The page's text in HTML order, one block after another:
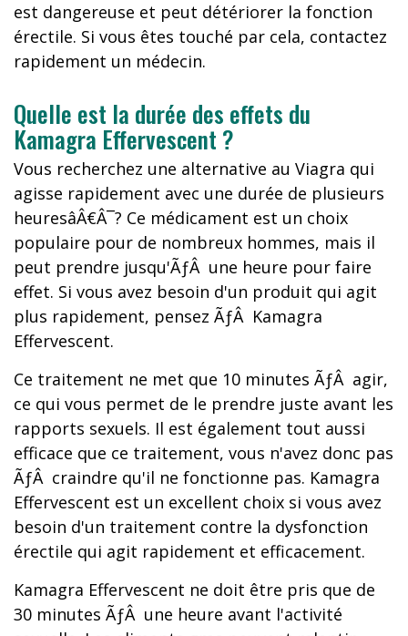
est dangereuse et peut détériorer la fonction
érectile. Si vous êtes touché par cela, contactez
rapidement un médecin.
Quelle est la durée des effets du
Kamagra Effervescent ?
Vous recherchez une alternative au Viagra qui
agisse rapidement avec une durée de plusieurs
heuresâÂ€Â¯? Ce médicament est un choix
populaire pour de nombreux hommes, mais il
peut prendre jusqu'ÃƒÂ une heure pour faire
effet. Si vous avez besoin d'un produit qui agit
plus rapidement, pensez ÃƒÂ Kamagra
Effervescent.
Ce traitement ne met que 10 minutes ÃƒÂ agir,
ce qui vous permet de le prendre juste avant les
rapports sexuels. Il est également tout aussi
efficace que ce traitement, vous n'avez donc pas
ÃƒÂ craindre qu'il ne fonctionne pas. Kamagra
Effervescent est un excellent choix si vous avez
besoin d'un traitement contre la dysfonction
érectile qui agit rapidement et efficacement.
Kamagra Effervescent ne doit être pris que de
30 minutes ÃƒÂ une heure avant l'activité